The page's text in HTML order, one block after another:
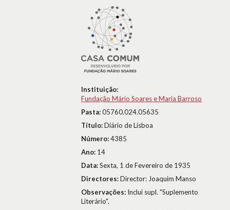
Instituição:
Fundação Mário Soares e Maria Barroso
Pasta:05760.024.05635
Título:Diário de Lisboa
Número:4385
Ano: 14
Data:Sexta, 1 de Fevereiro de 1935
Directores:Director: Joaquim Manso
Observações: Inclui supl. "Suplemento
Literário".